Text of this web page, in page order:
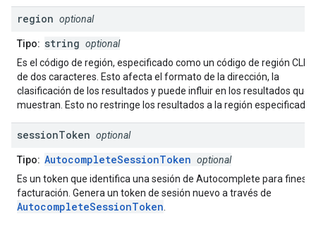
region optional
Tipo: string optional
Es el código de región, especificado como un código de región CLDR
de dos caracteres. Esto afecta el formato de la dirección, la
clasificación de los resultados y puede influir en los resultados que
muestran. Esto no restringe los resultados a la región especificada.
sessionToken optional
Tipo: AutocompleteSessionToken optional
Es un token que identifica una sesión de Autocomplete para fines
facturación. Genera un token de sesión nuevo a través de
AutocompleteSessionToken